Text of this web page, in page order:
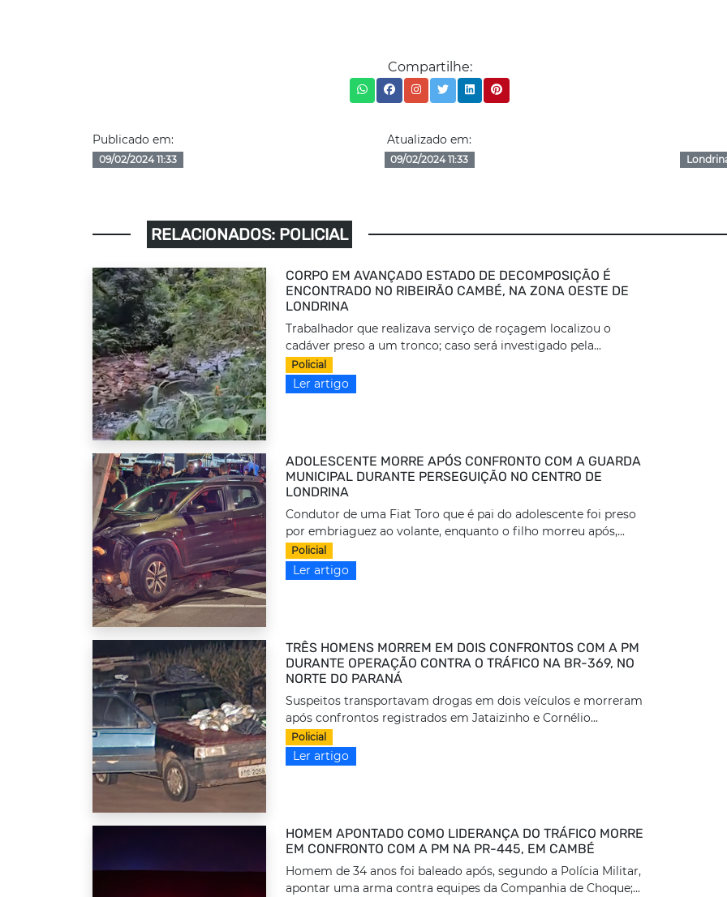
Compartilhe:
Publicado em:
09/02/2024 11:33
Atualizado em:
09/02/2024 11:33
RELACIONADOS: POLICIAL
CORPO EM AVANÇADO ESTADO DE DECOMPOSIÇÃO É
ENCONTRADO NO RIBEIRÃO CAMBÉ, NA ZONA OESTE DE
LONDRINA
Trabalhador que realizava serviço de roçagem localizou o
cadáver preso a um tronco; caso será investigado pela...
Policial
Ler artigo
ADOLESCENTE MORRE APÓS CONFRONTO COM A GUARDA
MUNICIPAL DURANTE PERSEGUIÇÃO NO CENTRO DE
LONDRINA
Condutor de uma Fiat Toro que é pai do adolescente foi preso
por embriaguez ao volante, enquanto o filho morreu após,...
Policial
Ler artigo
TRÊS HOMENS MORREM EM DOIS CONFRONTOS COM A PM
DURANTE OPERAÇÃO CONTRA O TRÁFICO NA BR-369, NO
NORTE DO PARANÁ
Suspeitos transportavam drogas em dois veículos e morreram
após confrontos registrados em Jataizinho e Cornélio...
Policial
Ler artigo
HOMEM APONTADO COMO LIDERANÇA DO TRÁFICO MORRE
EM CONFRONTO COM A PM NA PR-445, EM CAMBÉ
Homem de 34 anos foi baleado após, segundo a Polícia Militar,
apontar uma arma contra equipes da Companhia de Choque;...